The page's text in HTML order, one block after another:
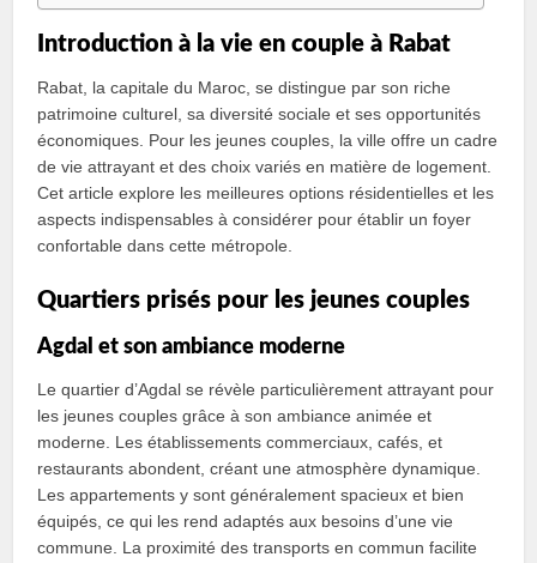
Introduction à la vie en couple à Rabat
Rabat, la capitale du Maroc, se distingue par son riche
patrimoine culturel, sa diversité sociale et ses opportunités
économiques. Pour les jeunes couples, la ville offre un cadre
de vie attrayant et des choix variés en matière de logement.
Cet article explore les meilleures options résidentielles et les
aspects indispensables à considérer pour établir un foyer
confortable dans cette métropole.
Quartiers prisés pour les jeunes couples
Agdal et son ambiance moderne
Le quartier d’Agdal se révèle particulièrement attrayant pour
les jeunes couples grâce à son ambiance animée et
moderne. Les établissements commerciaux, cafés, et
restaurants abondent, créant une atmosphère dynamique.
Les appartements y sont généralement spacieux et bien
équipés, ce qui les rend adaptés aux besoins d’une vie
commune. La proximité des transports en commun facilite